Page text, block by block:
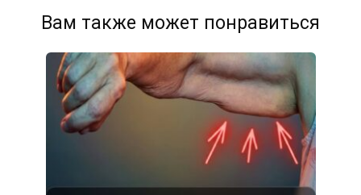
Вам также может понравиться